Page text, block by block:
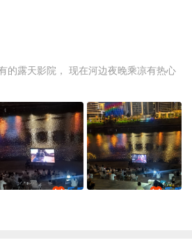
的露天影院， 现在河边夜晚乘凉有热心